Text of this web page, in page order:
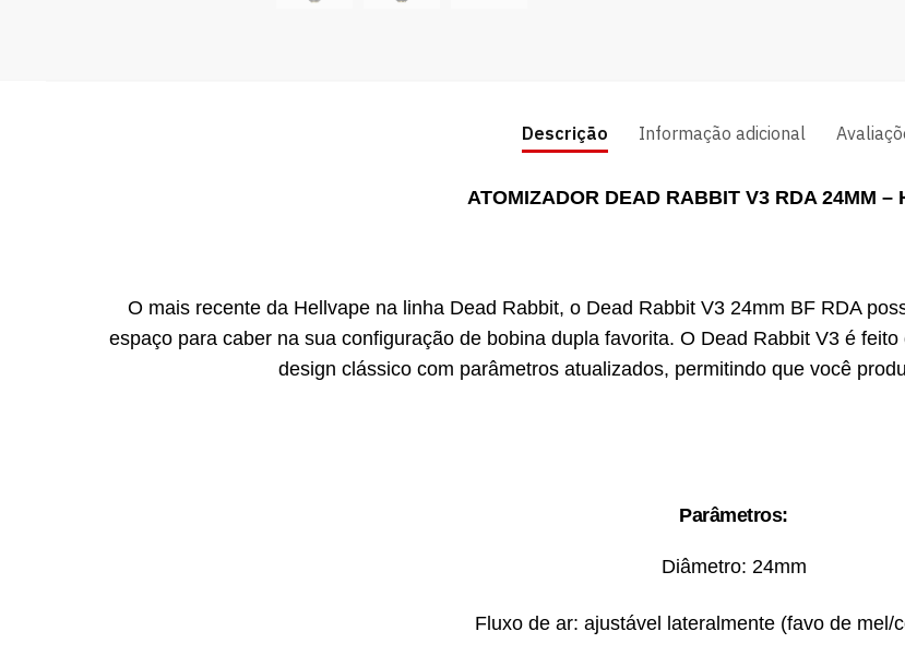
Descrição Informação adicional
ATOMIZADOR DEAD RABBIT V3 RDA 24MM –
O mais recente da Hellvape na linha Dead Rabbit, o Dead Rabbit V3 24mm BF RDA
espaço para caber na sua configuração de bobina dupla favorita. O Dead Rabbit V3 é
design clássico com parâmetros atualizados, permitindo que você
Parâmetros:
Diâmetro: 24mm
Fluxo de ar: ajustável lateralmente (favo de mel/